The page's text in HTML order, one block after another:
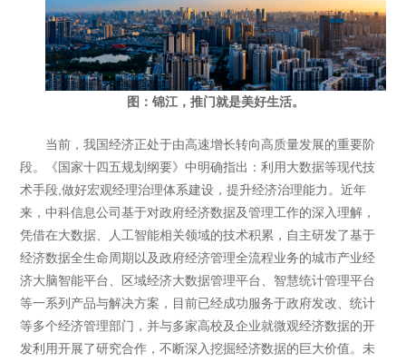
图：锦江，推门就是美好生活。
当前，我国经济正处于由高速增长转向高质量发展的重要阶
段。《国家十四五规划纲要》中明确指出：利用大数据等现代技
术手段,做好宏观经理治理体系建设，提升经济治理能力。近年
来，中科信息公司基于对政府经济数据及管理工作的深入理解，
凭借在大数据、人工智能相关领域的技术积累，自主研发了基于
经济数据全生命周期以及政府经济管理全流程业务的城市产业经
济大脑智能平台、区域经济大数据管理平台、智慧统计管理平台
等一系列产品与解决方案，目前已经成功服务于政府发改、统计
等多个经济管理部门，并与多家高校及企业就微观经济数据的开
发利用开展了研究合作，不断深入挖掘经济数据的巨大价值。未